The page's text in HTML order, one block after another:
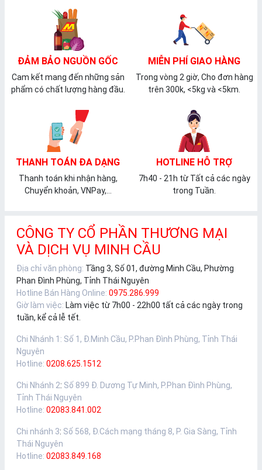
ĐẢM BẢO NGUỒN GỐC
Cam kết mang đến những sản
phẩm có chất lượng hàng đầu.
MIỄN PHÍ GIAO HÀNG
Trong vòng 2 giờ, Cho đơn hàng
trên 300k, <5kg và <5km.
THANH TOÁN ĐA DẠNG
Thanh toán khi nhận hàng,
Chuyển khoản, VNPay,...
HOTLINE HỖ TRỢ
7h40 - 21h từ Tất cả các ngày
trong Tuần.
CÔNG TY CỔ PHẦN THƯƠNG MẠI
VÀ DỊCH VỤ MINH CẦU
Địa chỉ văn phòng: Tầng 3, Số 01, đường Minh Cầu, Phường
Phan Đình Phùng, Tỉnh Thái Nguyên
Hotline Bán Hàng Online: 0975.286.999
Giờ làm việc: Làm việc từ 7h00 - 22h00 tất cả các ngày trong
tuần, kể cả lễ tết.
Chi Nhánh 1 : Số 1, Đ.Minh Cầu, P.Phan Đình Phùng, Tỉnh Thái
Nguyên
Hotline: 0208.625.1512
Chi Nhánh 2: Số 899 Đ. Dương Tự Minh, P.Phan Đình Phùng,
Tỉnh Thái Nguyên
Hotline: 02083.841.002
Chi nhánh 3: Số 568, Đ.Cách mạng tháng 8, P. Gia Sàng, Tỉnh
Thái Nguyên
Hotline: 02083.849.168